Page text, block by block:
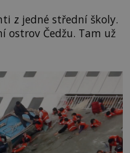
z jedné střední školy.
ostrov Čedžu. Tam už